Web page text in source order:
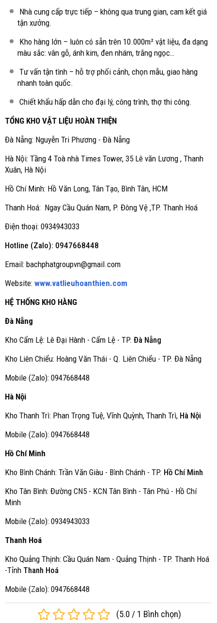
Nhà cung cấp trực tiếp – không qua trung gian, cam kết giá
tận xưởng.
Kho hàng lớn – luôn có sẵn trên 10.000m² vật liệu, đa dạng
màu sắc: vân gỗ, ánh kim, đen nhám, trắng ngọc…
Tư vấn tận tình – hỗ trợ phối cảnh, chọn mẫu, giao hàng
nhanh toàn quốc.
Chiết khấu hấp dẫn cho đại lý, công trình, thợ thi công.
TỔNG KHO VẬT LIỆU HOÀN THIỆN
Đà Nẵng: Nguyễn Tri Phương - Đà Nẵng
Hà Nội: Tầng 4 Toà nhà Times Tower, 35 Lê văn Lương , Thanh
Xuân, Hà Nội
Hồ Chí Minh: Hồ Văn Long, Tân Tạo, Bình Tân, HCM
Thanh Hoá: Ngay Cầu Quán Nam, P. Đông Vệ ,TP. Thanh Hoá
Điện thoại: 0934943033
Hotline (Zalo): 0947668448
Email: bachphatgroupvn@gmail.com
Website: www.vatlieuhoanthien.com
HỆ THỐNG KHO HÀNG
Đà Nẵng
Kho Cẩm Lệ: Lê Đại Hành - Cẩm Lệ - TP. Đà Nẵng
Kho Liên Chiểu: Hoàng Văn Thái - Q. Liên Chiểu - TP. Đà Nẵng
Mobile (Zalo): 0947668448
Hà Nội
Kho Thanh Trì: Phan Trọng Tuệ, Vĩnh Quỳnh, Thanh Trì, Hà Nội
Mobile (Zalo): 0947668448
Hồ Chí Minh
Kho Bình Chánh: Trần Văn Giàu - Bình Chánh - TP. Hồ Chí Minh
Kho Tân Bình: Đường CN5 - KCN Tân Bình - Tân Phú - Hồ Chí
Minh
Mobile (Zalo): 0934943033
Thanh Hoá
Kho Quảng Thịnh: Cầu Quán Nam - Quảng Thịnh - TP. Thanh Hoá
-Tỉnh Thanh Hoá
Mobile (Zalo): 0947668448
(5.0 / 1 Bình chọn)